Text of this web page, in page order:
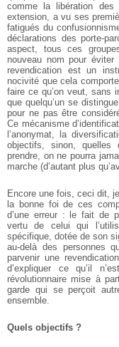
comme la libération des
extension, a vu ses
fatigués du
déclarations des porte-­
aspect, tous ces
nouveau nom pour
revendication est un
nocivité que cela
faire ce qu’on veut, sans
que quelqu’un se
pour ne pas être
Ce mécanisme
l’anonymat, la
objectifs, sinon, quelles
prendre, on ne pourra
marche (d’autant plus
Encore une fois, ceci dit,
la bonne foi de ces
d’une erreur : le fait de
vertu de celui qui
spécifique, dotée de son
au­-delà des personnes
parvenir une
d’expliquer ce qu’il
révolutionnaire mise à
garde qui se perçoit
ensemble.
Quels objectifs ?